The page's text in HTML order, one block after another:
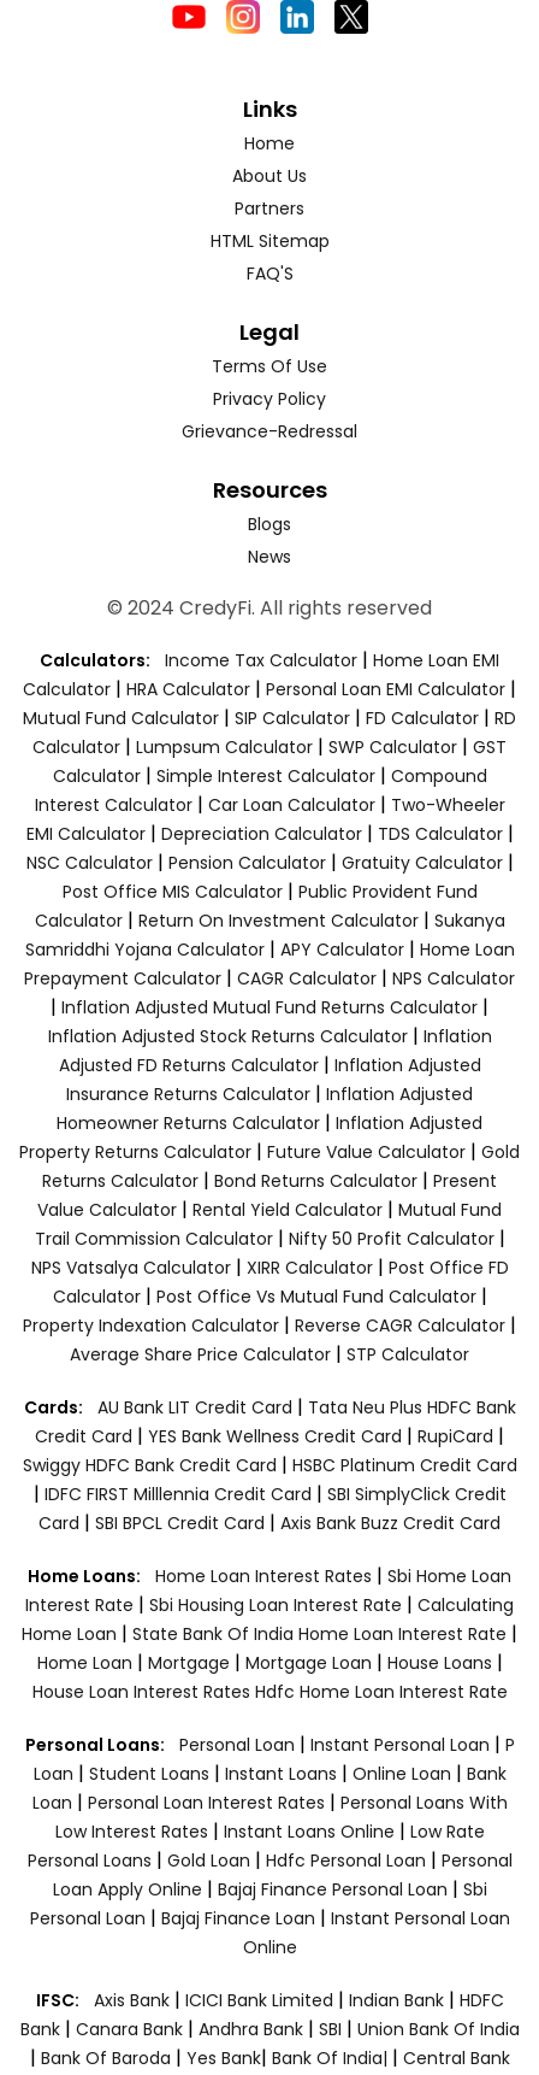
Links
Home
About Us
Partners
HTML Sitemap
FAQ'S
Legal
Terms Of Use
Privacy Policy
Grievance-Redressal
Resources
Blogs
News
© 2024 CredyFi. All rights reserved
Calculators: Income Tax Calculator | Home Loan EMI
Calculator | HRA Calculator | Personal Loan EMI Calculator |
Mutual Fund Calculator | SIP Calculator | FD Calculator | RD
Calculator | Lumpsum Calculator | SWP Calculator | GST
Calculator| Simple Interest Calculator| Compound
Interest Calculator| Car Loan Calculator| Two-Wheeler
EMI Calculator| Depreciation Calculator| TDS Calculator|
NSC Calculator| Pension Calculator| Gratuity Calculator|
Post Office MIS Calculator| Public Provident Fund
Calculator| Return On Investment Calculator| Sukanya
Samriddhi Yojana Calculator| APY Calculator| Home Loan
Prepayment Calculator | CAGR Calculator | NPS Calculator
| Inflation Adjusted Mutual Fund Returns Calculator |
Inflation Adjusted Stock Returns Calculator| Inflation
Adjusted FD Returns Calculator| Inflation Adjusted
Insurance Returns Calculator | Inflation Adjusted
Homeowner Returns Calculator | Inflation Adjusted
Property Returns Calculator | Future Value Calculator | Gold
Returns Calculator | Bond Returns Calculator | Present
Value Calculator | Rental Yield Calculator | Mutual Fund
Trail Commission Calculator| Nifty 50 Profit Calculator|
NPS Vatsalya Calculator| XIRR Calculator| Post Office FD
Calculator| Post Office Vs Mutual Fund Calculator|
Property Indexation Calculator | Reverse CAGR Calculator |
Average Share Price Calculator | STP Calculator
Cards: AU Bank LIT Credit Card | Tata Neu Plus HDFC Bank
Credit Card | YES Bank Wellness Credit Card | RupiCard |
Swiggy HDFC Bank Credit Card | HSBC Platinum Credit Card
| IDFC FIRST Milllennia Credit Card | SBI SimplyClick Credit
Card | SBI BPCL Credit Card | Axis Bank Buzz Credit Card
Home Loans: Home Loan Interest Rates | Sbi Home Loan
Interest Rate | Sbi Housing Loan Interest Rate | Calculating
Home Loan | State Bank Of India Home Loan Interest Rate |
Home Loan | Mortgage | Mortgage Loan | House Loans |
House Loan Interest Rates Hdfc Home Loan Interest Rate
Personal Loans: Personal Loan | Instant Personal Loan | P
Loan | Student Loans | Instant Loans | Online Loan | Bank
Loan | Personal Loan Interest Rates | Personal Loans With
Low Interest Rates | Instant Loans Online | Low Rate
Personal Loans | Gold Loan | Hdfc Personal Loan | Personal
Loan Apply Online | Bajaj Finance Personal Loan | Sbi
Personal Loan | Bajaj Finance Loan | Instant Personal Loan
Online
IFSC: Axis Bank | ICICI Bank Limited | Indian Bank | HDFC
Bank| Canara Bank | Andhra Bank| SBI | Union Bank Of India
| Bank Of Baroda | Yes Bank| Bank Of India| | Central Bank